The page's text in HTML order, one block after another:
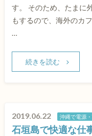
す。 そのため、たまに
もするので、海外のカ
…
続きを読む
2019.06.22 沖縄で電源
石垣島で快適な仕